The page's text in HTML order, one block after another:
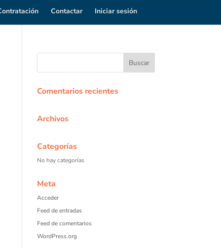
Contactar Iniciar sesión
Comentarios recientes
Archivos
Categorías
No hay categorías
Meta
Acceder
Feed de entradas
Feed de comentarios
WordPress.org